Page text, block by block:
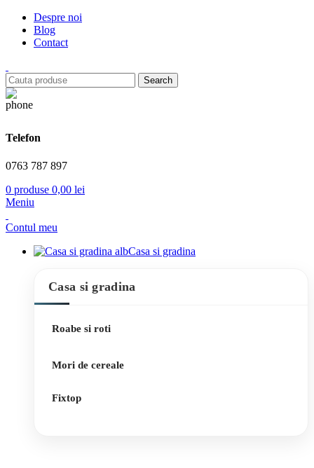
Despre noi
Blog
Contact
Search
Telefon
0763 787 897
0 produse 0,00 lei
Meniu
Contul meu
Casa si gradina
Casa si gradina
Roabe si roti
Mori de cereale
Fixtop